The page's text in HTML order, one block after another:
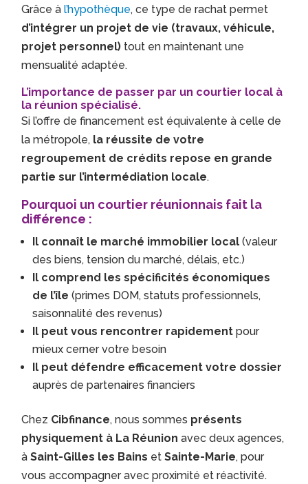
Grâce àl’hypothèque, ce type de rachat permet
d’intégrer un projet de vie (travaux, véhicule,
projet personnel) tout en maintenant une
mensualité adaptée.
L’importance de passer par un courtier local à
la réunion spécialisé.
Si l’offre de financement est équivalente à celle de
la métropole, la réussite de votre
regroupement de crédits repose en grande
partie sur l’intermédiation locale.
Pourquoi un courtier réunionnais fait la
différence :
Il connaît le marché immobilier local (valeur
des biens, tension du marché, délais, etc.)
Il comprend les spécificités économiques
de l’île (primes DOM, statuts professionnels,
saisonnalité des revenus)
Il peut vous rencontrer rapidement pour
mieux cerner votre besoin
Il peut défendre efficacement votre dossier
auprès de partenaires financiers
Chez Cibfinance, nous sommes présents
physiquement à La Réunion avec deux agences,
àSaint-Gilles les Bains etSainte-Marie, pour
vous accompagner avec proximité et réactivité.